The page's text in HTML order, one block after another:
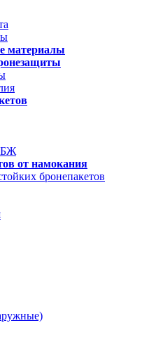
материалы
БЖ
от намокания
бронепакетов